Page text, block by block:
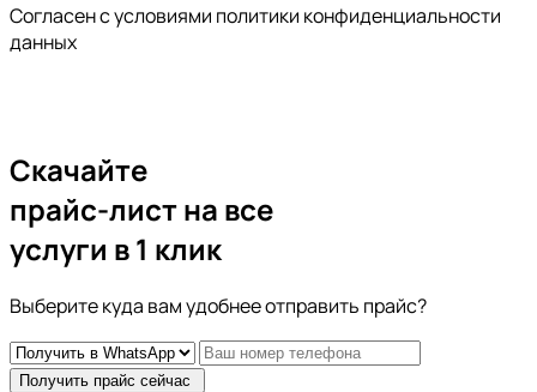
Cогласен с условиями политики конфиденциальности
данных
Скачайте
прайс-листна все
услуги в 1 клик
Выберите куда вам удобнее отправить прайс?
Получить прайс сейчас